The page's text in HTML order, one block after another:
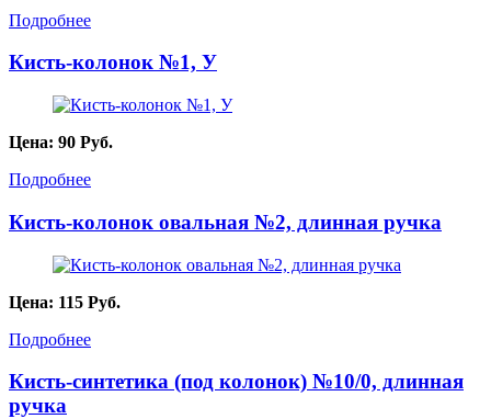
Подробнее
Кисть-колонок №1, У
Цена: 90 Руб.
Подробнее
Кисть-колонок овальная №2, длинная ручка
Цена: 115 Руб.
Подробнее
Кисть-синтетика (под колонок) №10/0, длинная
ручка